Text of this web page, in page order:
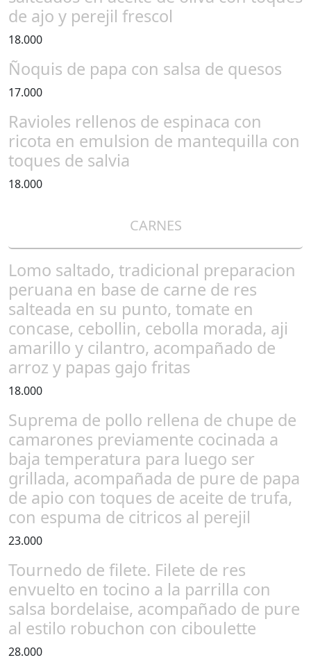
de ajo y perejil frescol
18.000
Ñoquis de papa con salsa de quesos
17.000
Ravioles rellenos de espinaca con
ricota en emulsion de mantequilla con
toques de salvia
18.000
CARNES
Lomo saltado, tradicional preparacion
peruana en base de carne de res
salteada en su punto, tomate en
concase, cebollin, cebolla morada, aji
amarillo y cilantro, acompañado de
arroz y papas gajo fritas
18.000
Suprema de pollo rellena de chupe de
camarones previamente cocinada a
baja temperatura para luego ser
grillada, acompañada de pure de papa
de apio con toques de aceite de trufa,
con espuma de citricos al perejil
23.000
Tournedo de filete. Filete de res
envuelto en tocino a la parrilla con
salsa bordelaise, acompañado de pure
al estilo robuchon con ciboulette
28.000